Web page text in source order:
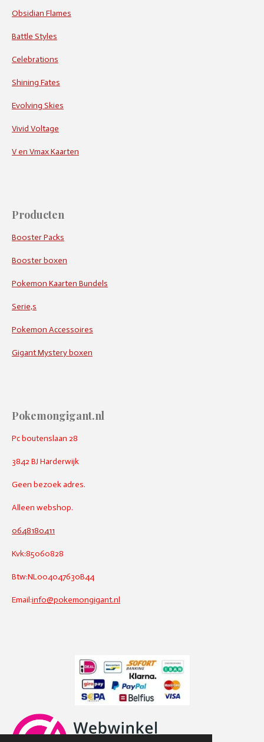
Obsidian Flames
Battle Styles
Celebrations
Shining Fates
Evolving Skies
Vivid Voltage
V en Vmax Kaarten
Producten
Booster Packs
Booster boxen
Pokemon Kaarten Bundels
Serie,s
Pokemon Accessoires
Gigant Mystery boxen
Pokemongigant.nl
Pc boutenslaan 28
3842 BJ Harderwijk
Geen bezoek adres.
Alleen webshop.
0648180411
Kvk:85060828
Btw:NL004047630B44
Email:info@pokemongigant.nl